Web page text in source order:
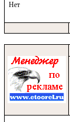
Нет